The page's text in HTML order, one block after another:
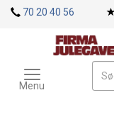
70 20 40 56
Toggle
navigation
Menu